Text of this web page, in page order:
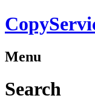
Menu
Search